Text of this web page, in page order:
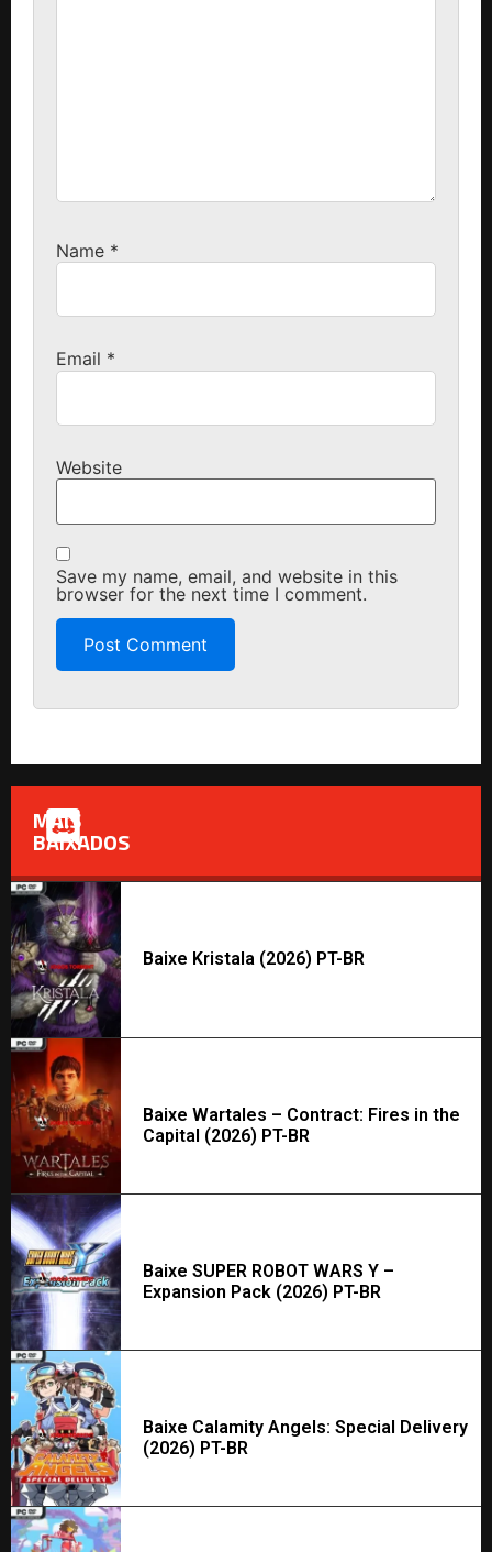
Name *
Email *
Website
Save my name, email, and website in this
browser for the next time I comment.
MAIS
BAIXADOS
Baixe Kristala (2026) PT-BR
Baixe Wartales – Contract: Fires in the
Capital (2026) PT-BR
Baixe SUPER ROBOT WARS Y –
Expansion Pack (2026) PT-BR
Baixe Calamity Angels: Special Delivery
(2026) PT-BR